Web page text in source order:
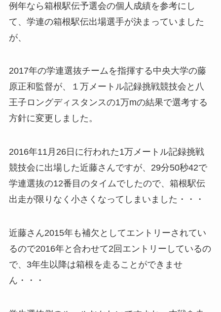
例年なら箱根駅伝予選会の個人成績を参考にし
て、学連の箱根駅伝出場選手が決まっていました
が、
2017年の学連選抜チームを指揮する中央大学の藤
原正和監督が、１万メートル記録挑戦競技会と八
王子ロングディスタンスの1万mの結果で選考する
方針に変更しました。
2016年11月26日に行われた1万メートル記録挑戦
競技会に出場した近藤さんですが、29分50秒42で
学連選抜の12番目のタイムでしたので、箱根駅伝
出走が限りなく小さくなってしまいました・・・
近藤さん2015年も補欠としてエントリーされてい
るので2016年と合わせて2回エントリーしているの
で、3年生以降は箱根を走ることができませ
ん・・・